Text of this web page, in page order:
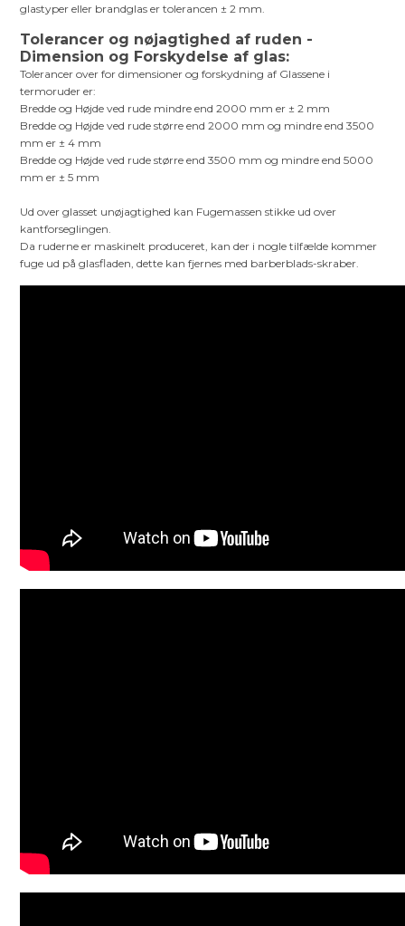
glastyper eller brandglas er tolerancen ± 2 mm.
Tolerancer og nøjagtighed af ruden -
Dimension og Forskydelse af glas:
Tolerancer over for dimensioner og forskydning af Glassene i
termoruder er:
Bredde og Højde ved rude mindre end 2000 mm er ± 2 mm
Bredde og Højde ved rude større end 2000 mm og mindre end 3500
mm er ± 4 mm
Bredde og Højde ved rude større end 3500 mm og mindre end 5000
mm er ± 5 mm
Ud over glasset unøjagtighed kan Fugemassen stikke ud over
kantforseglingen.
Da ruderne er maskinelt produceret, kan der i nogle tilfælde kommer
fuge ud på glasfladen, dette kan fjernes med barberblads-skraber.